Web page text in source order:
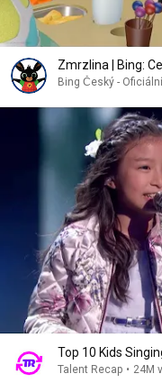
Zmrzlina | Bing:
Bing Český -
Top 10 Kids
Talent Recap • 24M